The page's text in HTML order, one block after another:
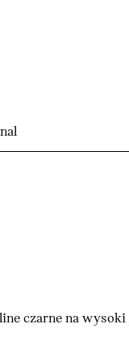
czarne na wysoki